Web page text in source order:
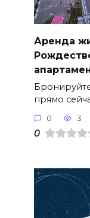
Аренда
прямо
0 3
0